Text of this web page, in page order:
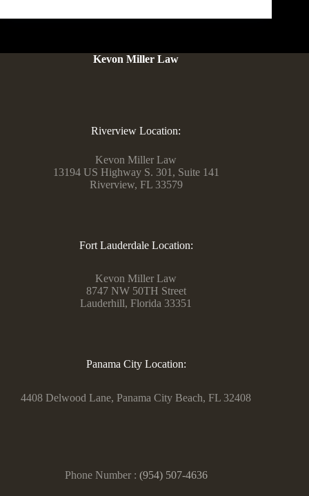
Kevon Miller Law
Riverview Location:
Kevon Miller Law
13194 US Highway S. 301, Suite 141
Riverview, FL 33579
Fort Lauderdale Location:
Kevon Miller Law
8747 NW 50TH Street
Lauderhill, Florida 33351
Panama City Location:
4408 Delwood Lane, Panama City Beach, FL 32408
Phone Number : (954) 507-4636